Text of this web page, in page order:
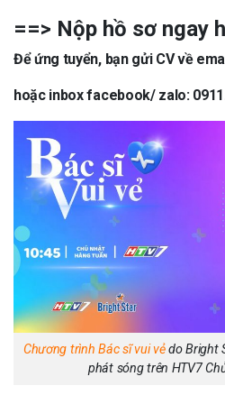
==> Nộp hồ sơ ngay
Để ứng tuyển, bạn gửi CV về
hoặc inbox facebook/ zalo:
Chương trình Bác sĩ vui vẻdo Bright
phát sóng trên HTV7